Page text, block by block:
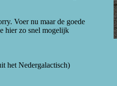
Voer nu maar de goede
hier zo snel mogelijk
het Nedergalactisch)